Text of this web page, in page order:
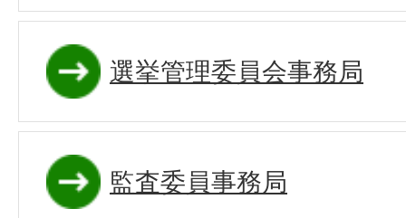
選挙管理委員会事務局
監査委員事務局